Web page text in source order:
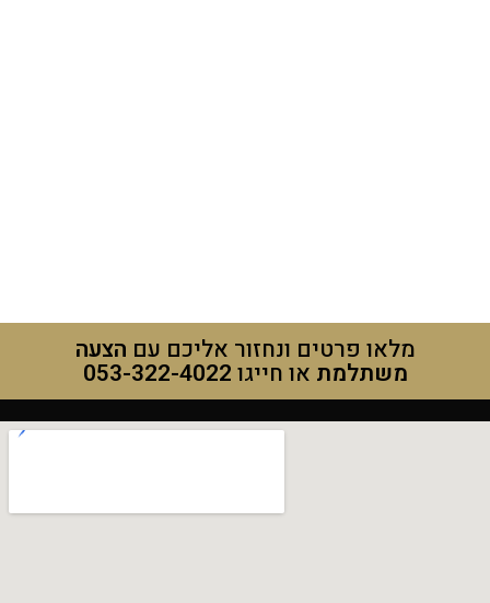
מלאו פרטים ונחזור אליכם עם הצעה
משתלמת או חייגו053-322-4022